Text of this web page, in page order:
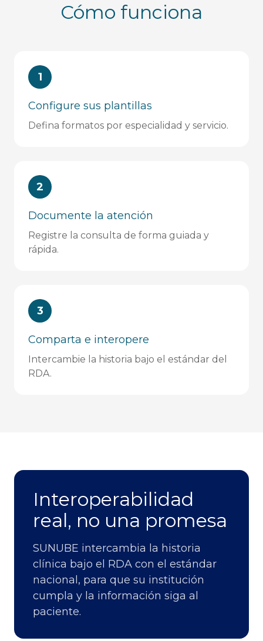
Cómo funciona
1
Configure sus plantillas
Defina formatos por especialidad y servicio.
2
Documente la atención
Registre la consulta de forma guiada y
rápida.
3
Comparta e interopere
Intercambie la historia bajo el estándar del
RDA.
Interoperabilidad
real, no una promesa
SUNUBE intercambia la historia
clínica bajo el RDA con el estándar
nacional, para que su institución
cumpla y la información siga al
paciente.